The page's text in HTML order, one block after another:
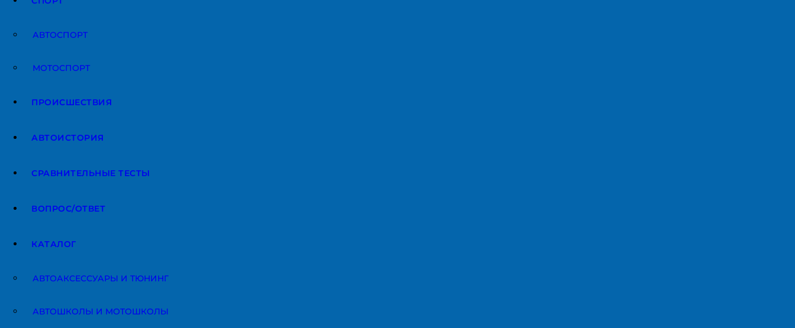
АВТОСПОРТ
МОТОСПОРТ
ПРОИСШЕСТВИЯ
АВТОИСТОРИЯ
СРАВНИТЕЛЬНЫЕ ТЕСТЫ
ВОПРОС/ОТВЕТ
КАТАЛОГ
АВТОАКCЕССУАРЫ И ТЮНИНГ
АВТОШКОЛЫ И МОТОШКОЛЫ